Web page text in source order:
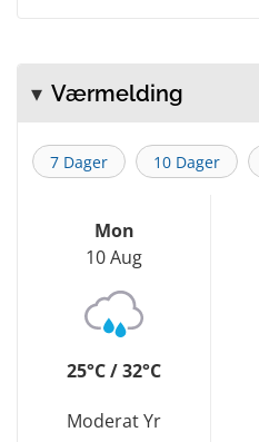
Værmelding
7 Dager 10 Dager
Mon
10 Aug
25°C / 32°C
Moderat Yr